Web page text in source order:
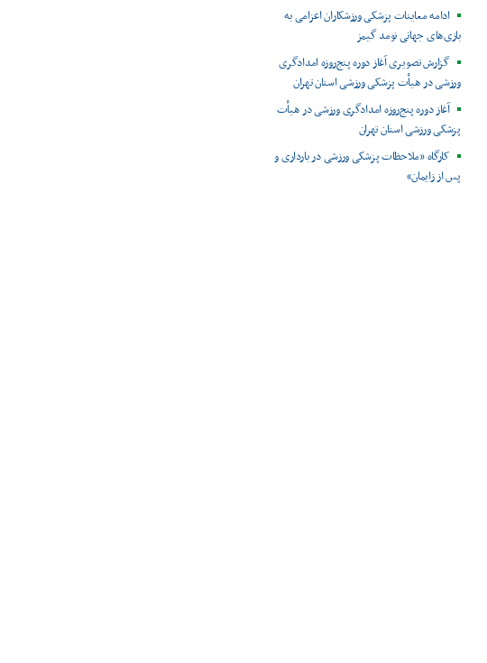
ادامه معاینات پزشکی ورزشکاران اعزامی به
بازی‌های جهانی نومد گیمز
گزارش تصویری آغاز دوره پنج‌روزه امدادگری
ورزشی در هیأت پزشکی ورزشی استان تهران
آغاز دوره پنج‌روزه امدادگری ورزشی در هیأت
پزشکی ورزشی استان تهران
کارگاه «ملاحظات پزشکی ورزشی در بارداری و
پس از زایمان»